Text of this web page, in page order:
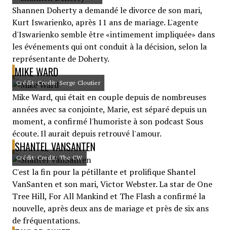
Shannen Doherty a demandé le divorce de son mari,
Kurt Iswarienko, après 11 ans de mariage. L'agente
d'Iswarienko semble être «intimement impliquée» dans
les événements qui ont conduit à la décision, selon la
représentante de Doherty.
MIKE WARD
Crédit: Credit: Serge Cloutier
Mike Ward, qui était en couple depuis de nombreuses
années avec sa conjointe, Marie, est séparé depuis un
moment, a confirmé l'humoriste à son podcast Sous
écoute. Il aurait depuis retrouvé l'amour.
SHANTEL VANSANTEN
Crédit: Credit: The CW
C'est la fin pour la pétillante et prolifique Shantel
VanSanten et son mari, Victor Webster. La star de One
Tree Hill, For All Mankind et The Flash a confirmé la
nouvelle, après deux ans de mariage et près de six ans
de fréquentations.